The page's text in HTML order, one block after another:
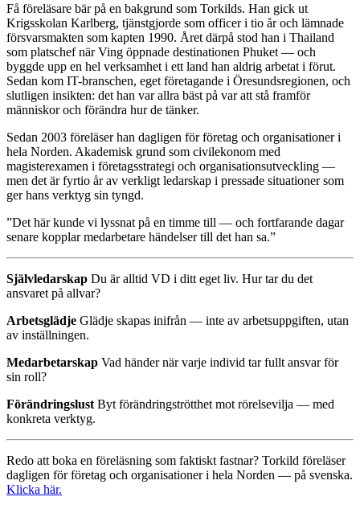
Få föreläsare bär på en bakgrund som Torkilds. Han gick ut
Krigsskolan Karlberg, tjänstgjorde som officer i tio år och lämnade
försvarsmakten som kapten 1990. Året därpå stod han i Thailand
som platschef när Ving öppnade destinationen Phuket — och
byggde upp en hel verksamhet i ett land han aldrig arbetat i förut.
Sedan kom IT-branschen, eget företagande i Öresundsregionen, och
slutligen insikten: det han var allra bäst på var att stå framför
människor och förändra hur de tänker.
Sedan 2003 föreläser han dagligen för företag och organisationer i
hela Norden. Akademisk grund som civilekonom med
magisterexamen i företagsstrategi och organisationsutveckling —
men det är fyrtio år av verkligt ledarskap i pressade situationer som
ger hans verktyg sin tyngd.
”Det här kunde vi lyssnat på en timme till — och fortfarande dagar
senare kopplar medarbetare händelser till det han sa.”
Självledarskap Du är alltid VD i ditt eget liv. Hur tar du det
ansvaret på allvar?
Arbetsglädje Glädje skapas inifrån — inte av arbetsuppgiften, utan
av inställningen.
Medarbetarskap Vad händer när varje individ tar fullt ansvar för
sin roll?
Förändringslust Byt förändringströtthet mot rörelsevilja — med
konkreta verktyg.
Redo att boka en föreläsning som faktiskt fastnar? Torkild föreläser
dagligen för företag och organisationer i hela Norden — på svenska.
Klicka här.